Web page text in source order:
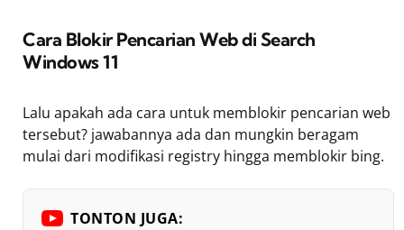
Cara Blokir Pencarian Web di Search
Windows 11
Lalu apakah ada cara untuk memblokir pencarian web
tersebut? jawabannya ada dan mungkin beragam
mulai dari modifikasi registry hingga memblokir bing.
TONTON JUGA: